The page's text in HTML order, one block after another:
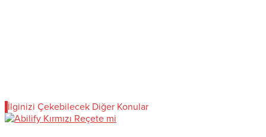
İlginizi Çekebilecek Diğer Konular